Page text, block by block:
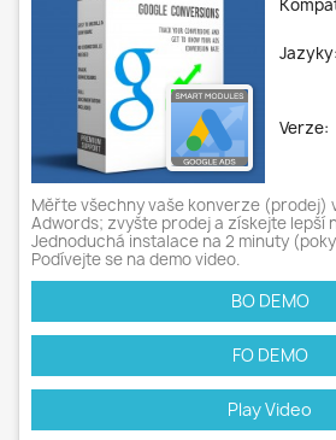
Jazyky:
Verze:
Měřte všechny vaše konverze (prodej)
Adwords; zvyšte prodej a získejte lepší
Jednoduchá instalace na 2 minuty
Podívejte se na demo video.
BO DEMO
FO DEMO
Play Video